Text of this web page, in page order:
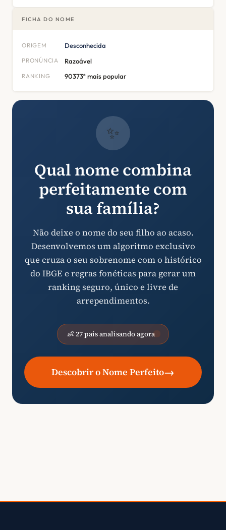
FICHA DO NOME
ORIGEM Desconhecida
PRONÚNCIA Razoável
RANKING 90373º mais popular
✨
Qual nome combina
perfeitamente com
sua família?
Não deixe o nome do seu filho ao acaso.
Desenvolvemos um algoritmo exclusivo
que cruza o seu sobrenome com o histórico
do IBGE e regras fonéticas para gerar um
ranking seguro, único e livre de
arrependimentos.
👶 27 pais analisando agora
Descobrir o Nome Perfeito→